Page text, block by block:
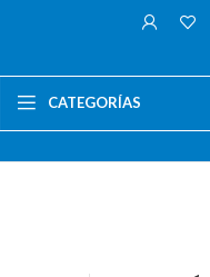
CATEGORÍAS